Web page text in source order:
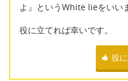
よ』というWhite lieをいい
役に立てれば幸いです。
役